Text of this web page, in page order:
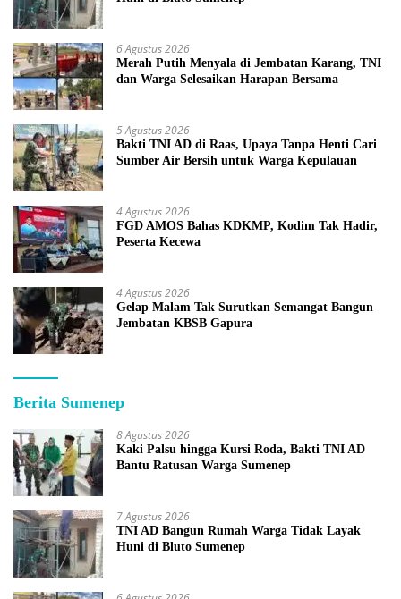
6 Agustus 2026
Merah Putih Menyala di Jembatan Karang, TNI
dan Warga Selesaikan Harapan Bersama
5 Agustus 2026
Bakti TNI AD di Raas, Upaya Tanpa Henti Cari
Sumber Air Bersih untuk Warga Kepulauan
4 Agustus 2026
FGD AMOS Bahas KDKMP, Kodim Tak Hadir,
Peserta Kecewa
4 Agustus 2026
Gelap Malam Tak Surutkan Semangat Bangun
Jembatan KBSB Gapura
Berita Sumenep
8 Agustus 2026
Kaki Palsu hingga Kursi Roda, Bakti TNI AD
Bantu Ratusan Warga Sumenep
7 Agustus 2026
TNI AD Bangun Rumah Warga Tidak Layak
Huni di Bluto Sumenep